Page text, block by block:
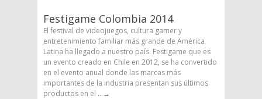
Festigame Colombia 2014
El festival de videojuegos, cultura gamer y
entretenimiento familiar más grande de América
Latina ha llegado a nuestro país. Festigame que es
un evento creado en Chile en 2012, se ha convertido
en el evento anual donde las marcas más
importantes de la industria presentan sus últimos
productos en el ...→